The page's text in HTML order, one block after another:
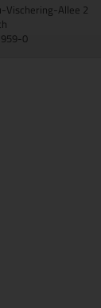
Vischering-Allee 2
0